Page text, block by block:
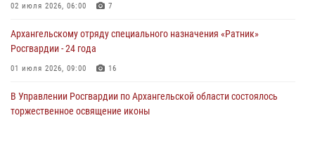
02 июля 2026, 06:00 7
Архангельскому отряду специального назначения «Ратник»
Росгвардии - 24 года
01 июля 2026, 09:00 16
В Управлении Росгвардии по Архангельской области состоялось
торжественное освящение иконы